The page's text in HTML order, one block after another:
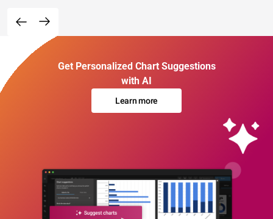
Get Personalized Chart Suggestions
with AI
Learn more